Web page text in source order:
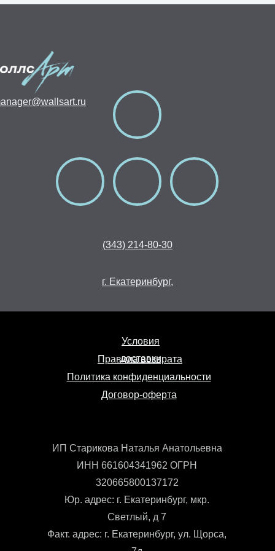
(343) 214-80-30
г. Екатеринбург,
ИП Старикова Наталья Анатольевна
ИНН 661604341962 ОГРН
320665800137172
Юр. адрес: г. Екатеринбург, мкр.
Светлый, д 7
Факт. адрес: г. Екатеринбург, ул. Щорса,
Политика конфиденциальности
Условия
доставки
Правила возврата
Договор-оферта